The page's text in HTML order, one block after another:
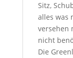
Sitz,
alles was
versehen
nicht
Die